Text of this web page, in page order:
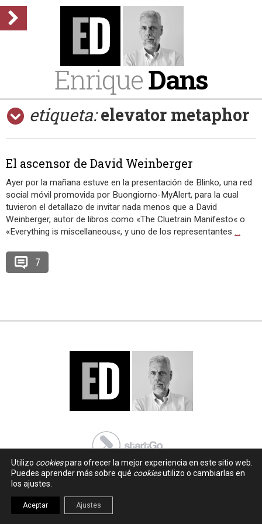
EnriqueDans
etiqueta: elevator metaphor
El ascensor de David Weinberger
Ayer por la mañana estuve en la presentación de Blinko, una red
social móvil promovida por Buongiorno-MyAlert, para la cual
tuvieron el detallazo de invitar nada menos que a David
Weinberger, autor de libros como «The Cluetrain Manifesto« o
«Everything is miscellaneous«, y uno de los representantes …
7
Utilizo cookiespara ofrecer la mejor experiencia en este sitio web.
Puedes aprender más sobre qué cookiesutilizo o cambiarlas en
los ajustes.
Aceptar Ajustes